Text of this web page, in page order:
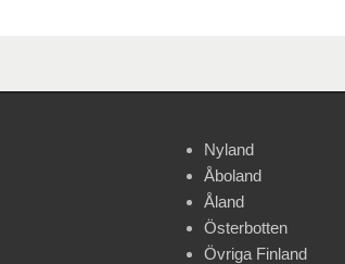
Nyland
Åboland
Åland
Österbotten
Övriga Finland